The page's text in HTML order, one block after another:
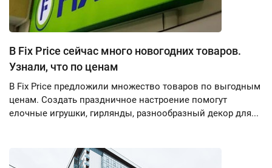
В Fix Price сейчас много новогодних товаров.
Узнали, что по ценам
В Fix Price предложили множество товаров по выгодным
ценам. Создать праздничное настроение помогут
елочные игрушки, гирлянды, разнообразный декор для...